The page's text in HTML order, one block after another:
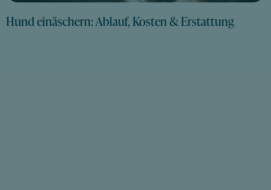
Hund einäschern: Ablauf, Kosten & Erstattung